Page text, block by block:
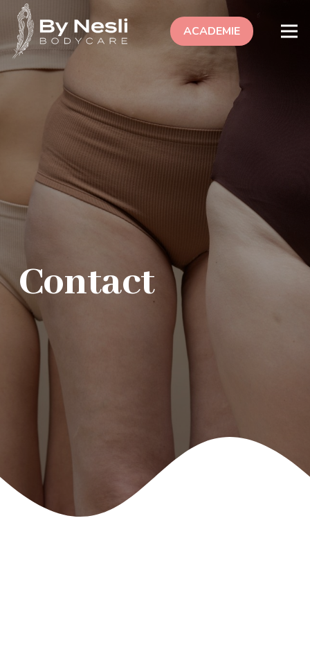
ACADEMIE
Contact